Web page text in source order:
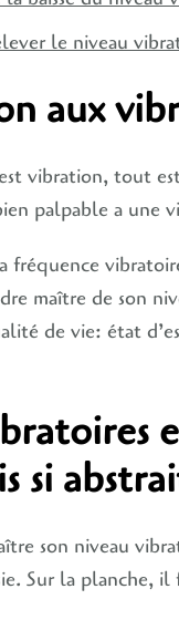
le niveau
aux
vibration, tout
palpable a une
fréquence
maître de son
de vie: état
si
son niveau
Sur la planche,